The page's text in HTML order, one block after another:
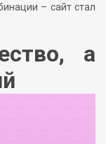
– сайт стал
а